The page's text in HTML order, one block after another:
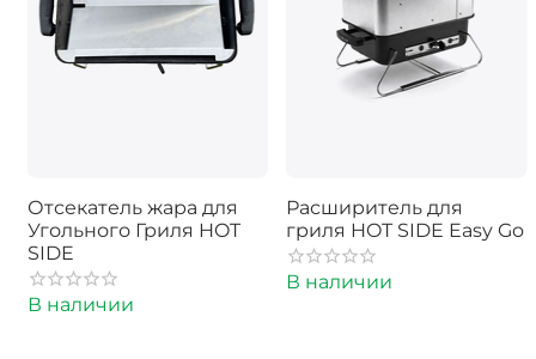
Отсекатель жара для
Угольного Гриля HOT
SIDE
В наличии
Расширитель для
гриля HOT SIDE Easy Go
В наличии